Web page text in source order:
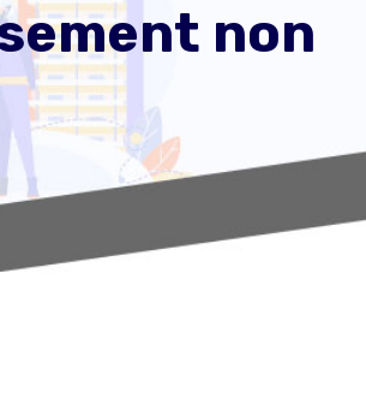
non